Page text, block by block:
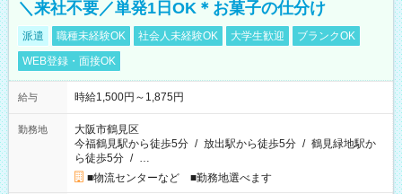
＼来社不要／単発1日OK＊お菓子の仕分け
派遣 職種未経験OK 社会人未経験OK 大学生歓迎
ブランクOK
WEB登録・面接OK
給与 時給1,500円～1,875円
勤務地
大阪市鶴見区
今福鶴見駅から徒歩5分 / 放出駅から徒歩5分 / 鶴見緑地駅か
ら徒歩5分 / …
■物流センターなど ■勤務地選べます